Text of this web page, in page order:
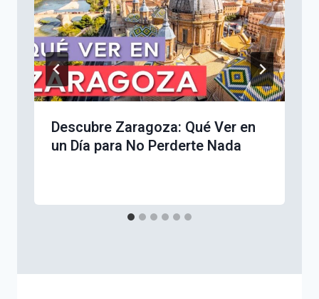
Descubre Zaragoza: Qué Ver en
un Día para No Perderte Nada